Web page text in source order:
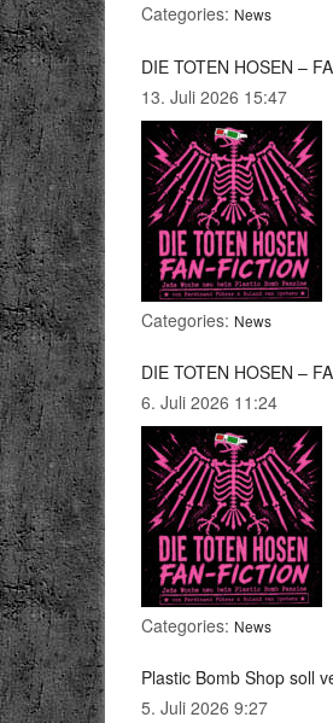
Categories: News
DIE TOTEN HOSEN –
13. Juli 2026 15:47
Categories: News
DIE TOTEN HOSEN –
6. Juli 2026 11:24
Categories: News
Plastic Bomb Shop soll
5. Juli 2026 9:27